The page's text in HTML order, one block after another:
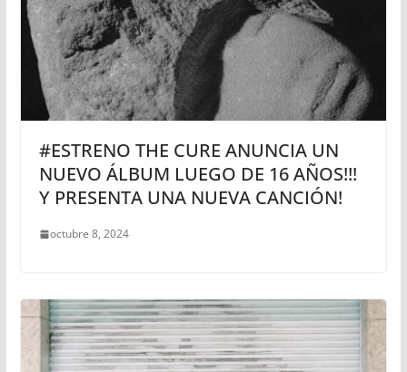
#ESTRENO THE CURE ANUNCIA UN
NUEVO ÁLBUM LUEGO DE 16 AÑOS!!!
Y PRESENTA UNA NUEVA CANCIÓN!
octubre 8, 2024